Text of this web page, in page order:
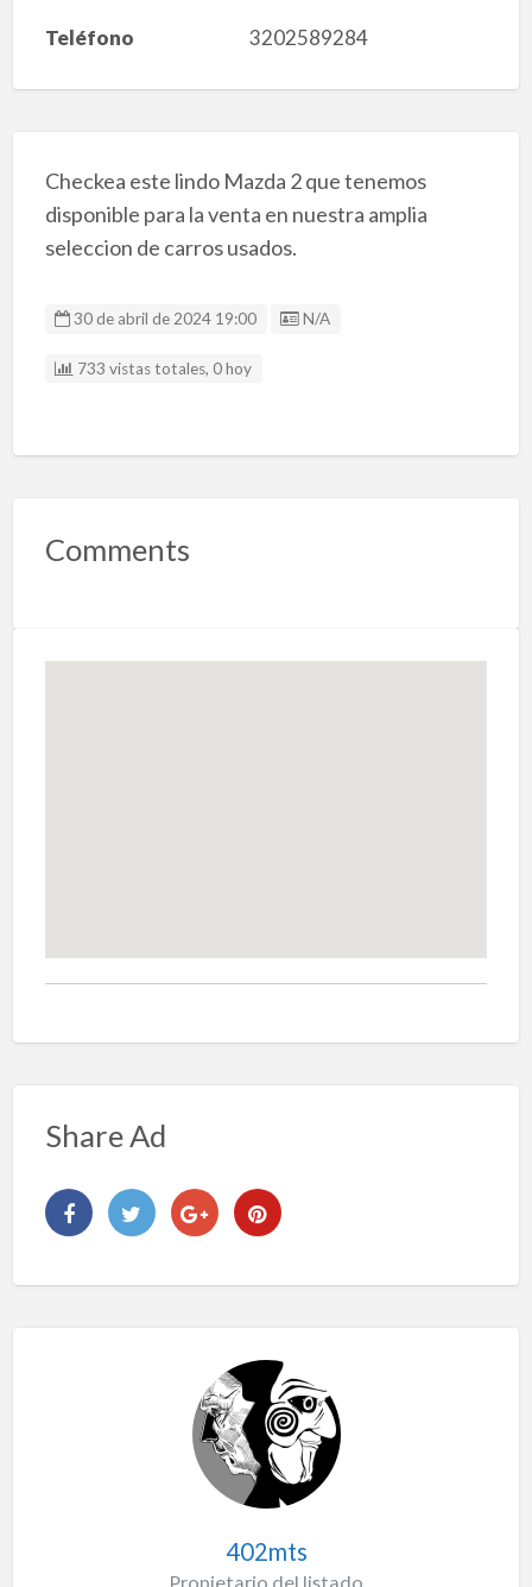
Teléfono 3202589284
Checkea este lindo Mazda 2 que tenemos
disponible para la venta en nuestra amplia
seleccion de carros usados.
30 de abril de 2024 19:00 Listing ID
N/A
733 vistas totales, 0 hoy
Comments
Share Ad
402mts
Propietario del listado